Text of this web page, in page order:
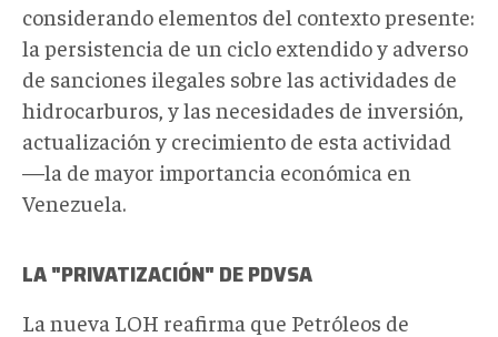
considerando elementos del contexto presente:
la persistencia de un ciclo extendido y adverso
de sanciones ilegales sobre las actividades de
hidrocarburos, y las necesidades de inversión,
actualización y crecimiento de esta actividad
—la de mayor importancia económica en
Venezuela.
LA "PRIVATIZACIÓN" DE PDVSA
La nueva LOH reafirma que Petróleos de